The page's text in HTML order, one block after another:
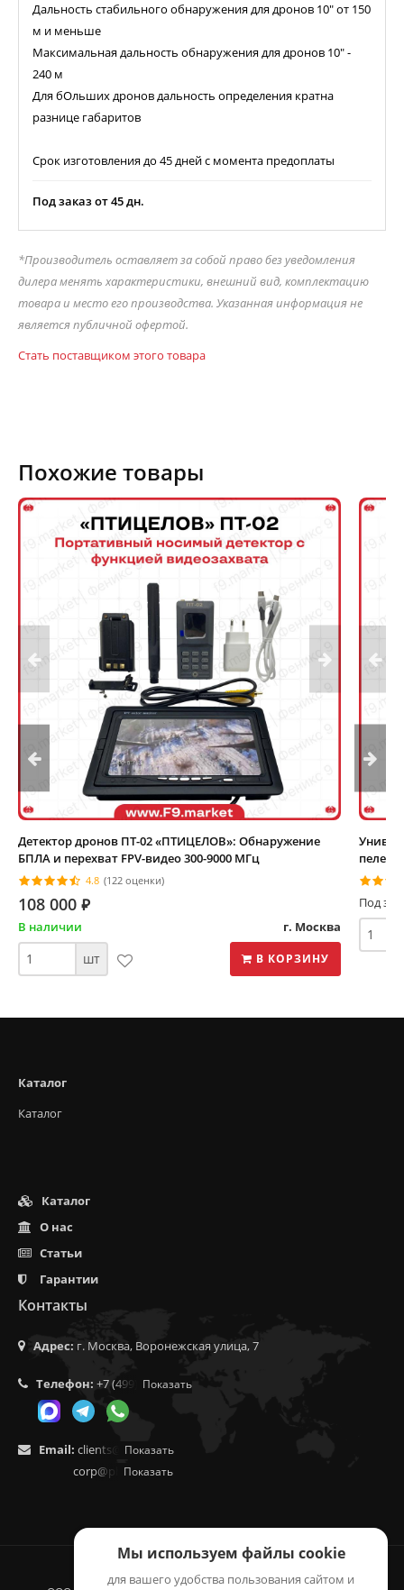
Дальность стабильного обнаружения для дронов 10" от 150
м и меньше
Максимальная дальность обнаружения для дронов 10" -
240 м
Для бОльших дронов дальность определения кратна
разнице габаритов
Срок изготовления до 45 дней с момента предоплаты
Под заказ от 45 дн.
*Производитель оставляет за собой право без уведомления
дилера менять характеристики, внешний вид, комплектацию
товара и место его производства. Указанная информация не
является публичной офертой.
Стать поставщиком этого товара
Похожие товары
Детектор дронов ПТ-02 «ПТИЦЕЛОВ»: Обнаружение
БПЛА и перехват FPV-видео 300-9000 МГц
4.8 (122 оценки)
108 000 ⃏
В наличии г. Москва
шт В КОРЗИНУ
Под
Каталог
Каталог
Каталог
О нас
Статьи
Гарантии
Контакты
Адрес: г. Москва, Воронежская улица, 7
Телефон: +7 (499) 350-55-05
Показать
Email: clients@f9.market
Показать
corp@phoenix9.ru
Показать
Мы используем файлы cookie
для вашего удобства пользования сайтом и